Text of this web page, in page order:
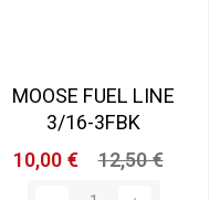
MOOSE FUEL LINE
3/16-3FBK
10,00 €
12,50 €